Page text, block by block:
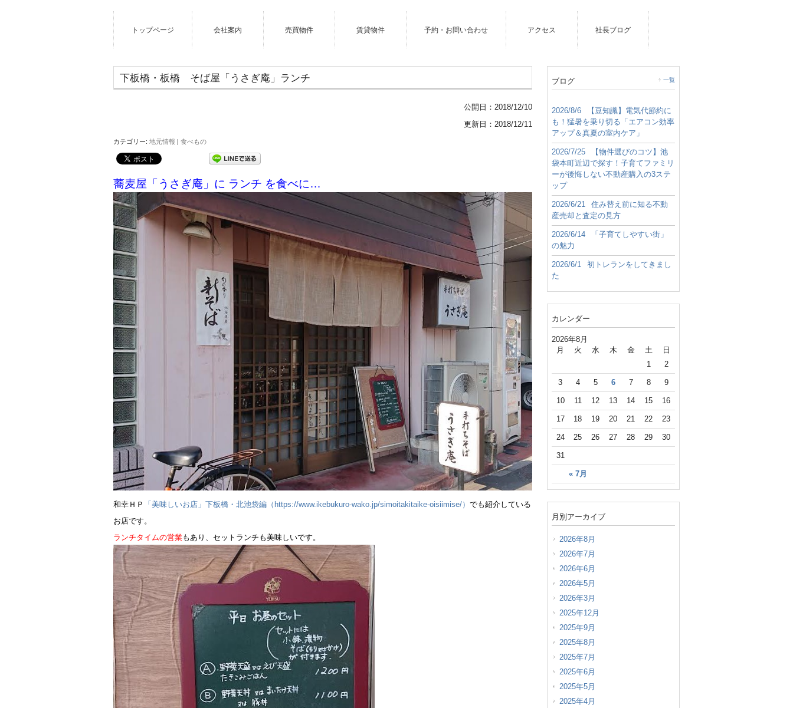
トップページ 会社案内 売買物件 賃貸物件 予約・お問い合わせ アクセス 社長ブログ
下板橋・板橋 そば屋「うさぎ庵」ランチ
公開日： 2018/12/10
更新日：2018/12/11
カテゴリー: 地元情報 | 食べもの
蕎麦屋「うさぎ庵」に ランチ を食べに…
和幸ＨＰ 「美味しいお店」下板橋・北池袋編（https://www.ikebukuro-wako.jp/simoitakitaike-oisiimise/） でも紹介している
お店です。
ランチタイムの営業もあり、セットランチも美味しいです。
ブログ 一覧
2026/8/6
【豆知識】電気代節約に
も！猛暑を乗り切る「エアコン効率
アップ＆真夏の室内ケア」
2026/7/25
【物件選びのコツ】池
袋本町近辺で探す！子育てファミリ
ーが後悔しない不動産購入の3ステ
ップ
2026/6/21
住み替え前に知る不動
産売却と査定の見方
2026/6/14
「子育てしやすい街」
の魅力
2026/6/1
初トレランをしてきまし
た
カレンダー
2026年8月
月 火 水 木 金 土 日
« 7月
1 2
3 4 5 6 7 8 9
10 11 12 13 14 15 16
17 18 19 20 21 22 23
24 25 26 27 28 29 30
31
月別アーカイブ
2026年8月
2026年7月
2026年6月
2026年5月
2026年3月
2025年12月
2025年9月
2025年8月
2025年7月
2025年6月
2025年5月
2025年4月